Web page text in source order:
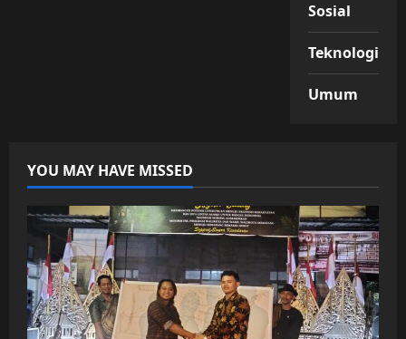
Sosial
Teknologi
Umum
YOU MAY HAVE MISSED